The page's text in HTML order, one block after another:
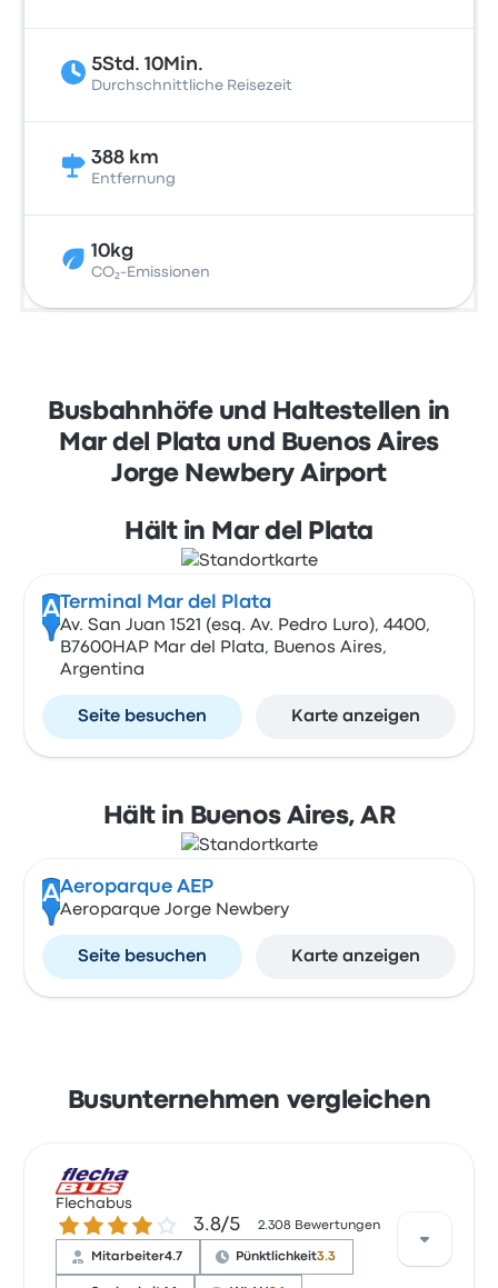
5Std. 10Min.
Durchschnittliche Reisezeit
388 km
Entfernung
10kg
CO₂-Emissionen
Busbahnhöfe und Haltestellen in
Mar del Plata und Buenos Aires
Jorge Newbery Airport
Hält in Mar del Plata
A Terminal Mar del Plata
Av. San Juan 1521 (esq. Av. Pedro Luro), 4400,
B7600HAP Mar del Plata, Buenos Aires,
Argentina
Seite besuchen Karte anzeigen
Hält in Buenos Aires, AR
AAeroparque AEP
Aeroparque Jorge Newbery
Seite besuchen Karte anzeigen
Busunternehmen vergleichen
Flechabus
3.8 von 5 Sternen3.8/5 2.308 Bewertungen
Mitarbeiter4.7 Pünktlichkeit3.3